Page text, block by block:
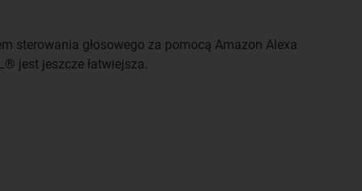
sterowania głosowego za pomocą Amazon Alexa
jest jeszcze łatwiejsza.